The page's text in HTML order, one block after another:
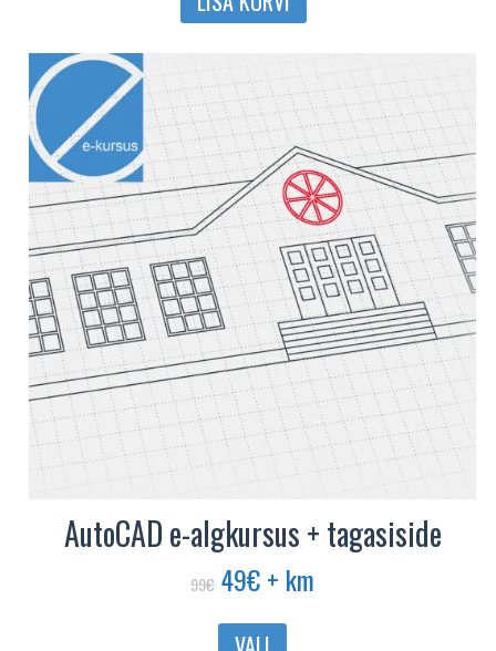
70€.35€.
AutoCAD e-algkursus + tagasiside
99€ Algne
oli:
49€Praegune
on:
+ km